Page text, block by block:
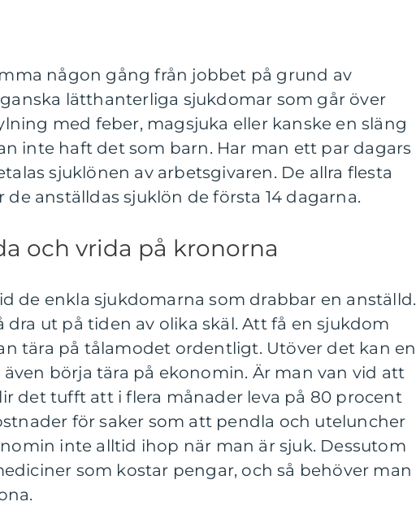
någon gång från jobbet på grund av
lätthanterliga sjukdomar som går över
med feber, magsjuka eller kanske en släng
inte haft det som barn. Har man ett par dagars
sjuklönen av arbetsgivaren. De allra flesta
anställdas sjuklön de första 14 dagarna.
och vrida på kronorna
de enkla sjukdomarna som drabbar en anställd.
dra ut på tiden av olika skäl. Att få en sjukdom
tära på tålamodet ordentligt. Utöver det kan en
börja tära på ekonomin. Är man van vid att
det tufft att i flera månader leva på 80 procent
för saker som att pendla och uteluncher
inte alltid ihop när man är sjuk. Dessutom
som kostar pengar, och så behöver man